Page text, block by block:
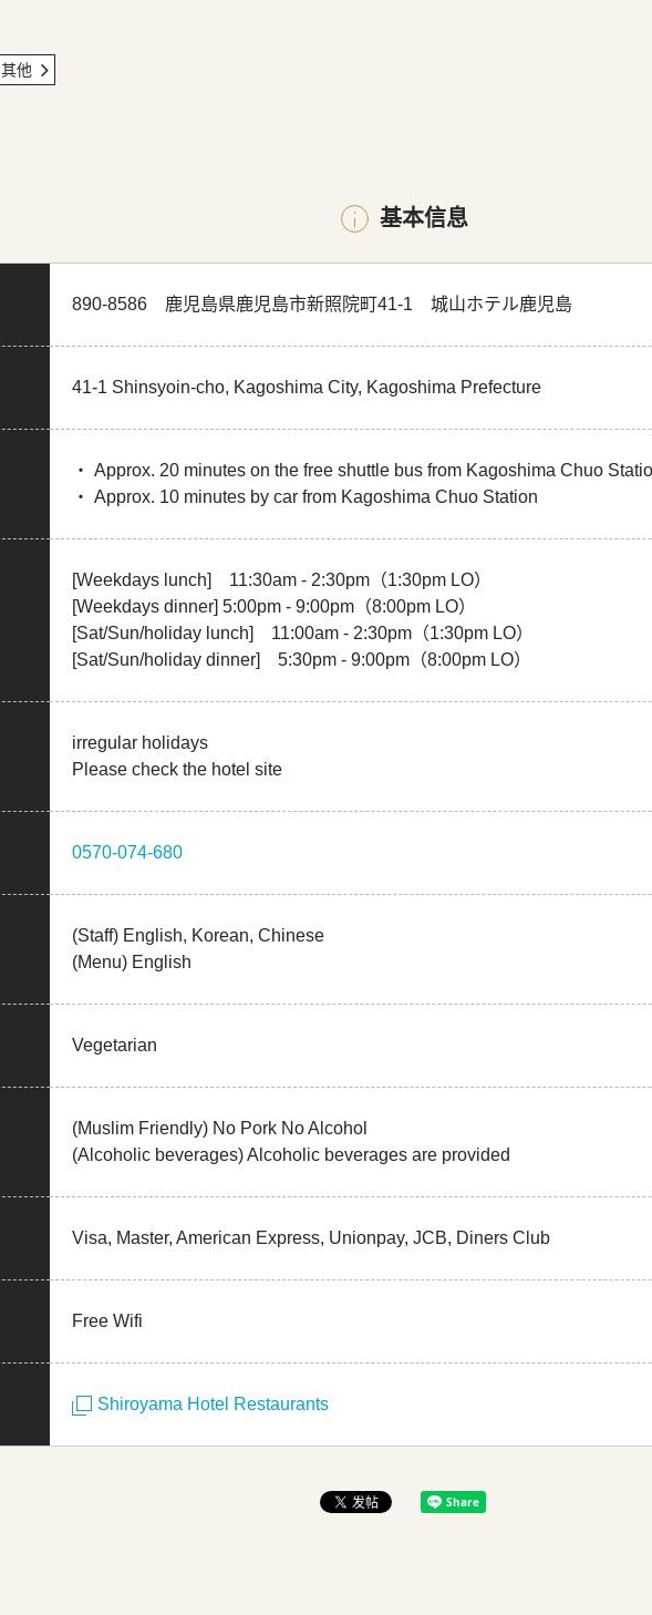
其他
基本信息
890-8586 鹿児島県鹿児島市新照院町41-1 城山ホテル鹿児島
41-1 Shinsyoin-cho, Kagoshima City, Kagoshima Prefecture
・ Approx. 20 minutes on the free shuttle bus from Kagoshima Chuo
・ Approx. 10 minutes by car from Kagoshima Chuo Station
[Weekdays lunch] 11:30am - 2:30pm（1:30pm LO）
[Weekdays dinner] 5:00pm - 9:00pm（8:00pm LO）
[Sat/Sun/holiday lunch] 11:00am - 2:30pm（1:30pm LO）
[Sat/Sun/holiday dinner] 5:30pm - 9:00pm（8:00pm LO）
irregular holidays
Please check the hotel site
0570-074-680
(Staff) English, Korean, Chinese
(Menu) English
Vegetarian
(Muslim Friendly) No Pork No Alcohol
(Alcoholic beverages) Alcoholic beverages are provided
Visa, Master, American Express, Unionpay, JCB, Diners Club
Free Wifi
Shiroyama Hotel Restaurants